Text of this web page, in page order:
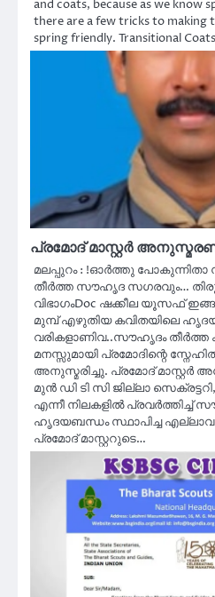
and coats, because as we know
there are a few tricks to making
spring friendly. Transitional
പ്രമോദ് മാസ്റ്റർ
മലപ്പുറം : !ഓർത്തു
തീർത്ത സൗഹൃദ സഗരവും…
വിഭാഗംDoc ഷക്കീല യൂസഫ്
മുമ്പ് എഴുതിയ കവിതയിലെ
വരികളാണിവ..സൗഹൃദം
മനസ്സുമായി പ്രമോദിന്റെ
അനുസ്മരിച്ചു. പ്രമോദ് മാസ്റ്റർ
മുൻ ഡി ടി സി ജില്ലാ
എന്നീ നിലകളിൽ പ്രവർത്തിച്ച്
ഹൃദയബന്ധം സ്ഥാപിച്ച
പ്രമോദ് മാസ്റ്ററുടെ…